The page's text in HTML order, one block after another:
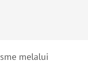
melalui